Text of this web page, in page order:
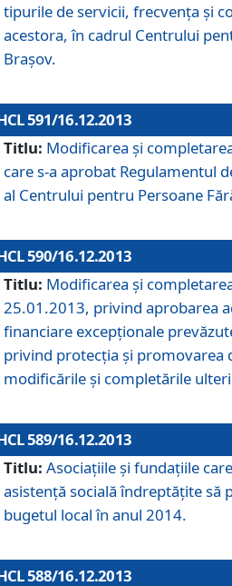
tipurile de servicii, frecvenţa şi
acestora, în cadrul Centrului
Braşov.
591/16.12.2013
Titlu: Modificarea şi
care s-a aprobat Regulamentul
al Centrului pentru Persoane
590/16.12.2013
Titlu: Modificarea şi
25.01.2013, privind aprobarea
financiare excepţionale
privind protecţia şi promovarea
modificările şi completările
589/16.12.2013
Titlu: Asociaţiile şi fundaţiile
asistenţă socială îndreptăţite să
bugetul local în anul 2014.
588/16.12.2013